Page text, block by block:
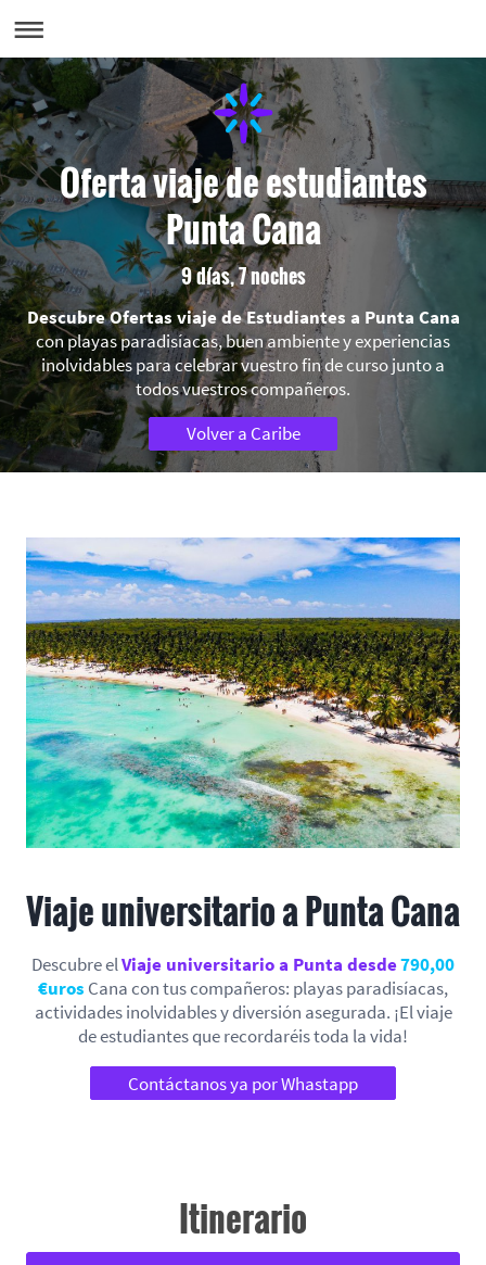
Oferta viaje de estudiantes
Punta Cana
9 días, 7 noches
Descubre Ofertas viaje de Estudiantes a Punta Cana
con playas paradisíacas, buen ambiente y experiencias
inolvidables para celebrar vuestro fin de curso junto a
todos vuestros compañeros.
Volver a Caribe
Viaje universitario a Punta Cana
Descubre elViaje universitario a Punta desde790,00
€uros Cana con tus compañeros: playas paradisíacas,
actividades inolvidables y diversión asegurada. ¡El viaje
de estudiantes que recordaréis toda la vida!
Contáctanos ya por Whastapp
Itinerario